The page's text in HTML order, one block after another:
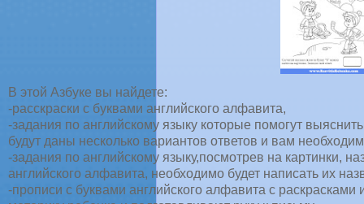
В этой Азбуке вы найдете:
-расскраски с буквами английского алфавита,
-задания по английскому языку которые помогут
будут даны несколько вариантов ответов и вам
-задания по английскому языку,посмотрев на картинки,
английского алфавита, необходимо будет написать их
-прописи с буквами английского алфавита с